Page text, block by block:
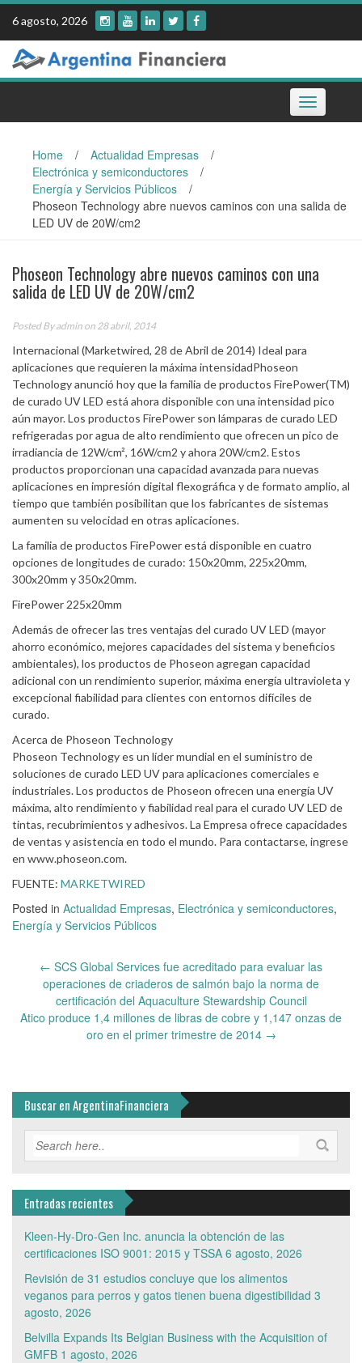
Skip
content
6 agosto, 2026
Toggle
navigation
Home / Actualidad Empresas
/
Electrónica y semiconductores
/
Energía y Servicios Públicos
/
Phoseon Technology abre nuevos caminos con una salida de
LED UV de 20W/cm2
Phoseon Technology abre nuevos caminos con una
salida de LED UV de 20W/cm2
Posted Byadmin on 28 abril, 2014
Internacional (Marketwired, 28 de Abril de 2014) Ideal para
aplicaciones que requieren la máxima intensidadPhoseon
Technology anunció hoy que la familia de productos FirePower(TM)
de curado UV LED está ahora disponible con una intensidad pico
aún mayor. Los productos FirePower son lámparas de curado LED
refrigeradas por agua de alto rendimiento que ofrecen un pico de
irradiancia de 12W/cm², 16W/cm2 y ahora 20W/cm2. Estos
productos proporcionan una capacidad avanzada para nuevas
aplicaciones en impresión digital flexográfica y de formato amplio, al
tiempo que también posibilitan que los fabricantes de sistemas
aumenten su velocidad en otras aplicaciones.
La familia de productos FirePower está disponible en cuatro
opciones de longitudes de curado: 150x20mm, 225x20mm,
300x20mm y 350x20mm.
FirePower 225x20mm
Además de ofrecer las tres ventajas del curado UV LED (mayor
ahorro económico, mejores capacidades del sistema y beneficios
ambientales), los productos de Phoseon agregan capacidad
adicional con un rendimiento superior, máxima energía ultravioleta y
excepcional fiabilidad para clientes con entornos difíciles de
curado.
Acerca de Phoseon Technology
Phoseon Technology es un líder mundial en el suministro de
soluciones de curado LED UV para aplicaciones comerciales e
industriales. Los productos de Phoseon ofrecen una energía UV
máxima, alto rendimiento y fiabilidad real para el curado UV LED de
tintas, recubrimientos y adhesivos. La Empresa ofrece capacidades
de ventas y asistencia en todo el mundo. Para contactarse, ingrese
en www.phoseon.com.
FUENTE: MARKETWIRED
Posted in Actualidad Empresas, Electrónica y semiconductores,
Energía y Servicios Públicos
navigation
← SCS Global Services fue acreditado para evaluar las
operaciones de criaderos de salmón bajo la norma de
certificación del Aquaculture Stewardship Council
Atico produce 1,4 millones de libras de cobre y 1,147 onzas de
oro en el primer trimestre de 2014 →
Buscar en ArgentinaFinanciera
Entradas recientes
Kleen-Hy-Dro-Gen Inc. anuncia la obtención de las
certificaciones ISO 9001: 2015 y TSSA 6 agosto, 2026
Revisión de 31 estudios concluye que los alimentos
veganos para perros y gatos tienen buena digestibilidad 3
agosto, 2026
Belvilla Expands Its Belgian Business with the Acquisition of
GMFB 1 agosto, 2026